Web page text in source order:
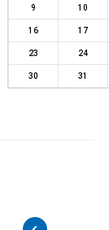
9 10
16 17
23 24
30 31